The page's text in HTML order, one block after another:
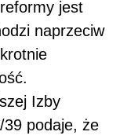
jest
naprzeciw
Izby
39 podaje, że